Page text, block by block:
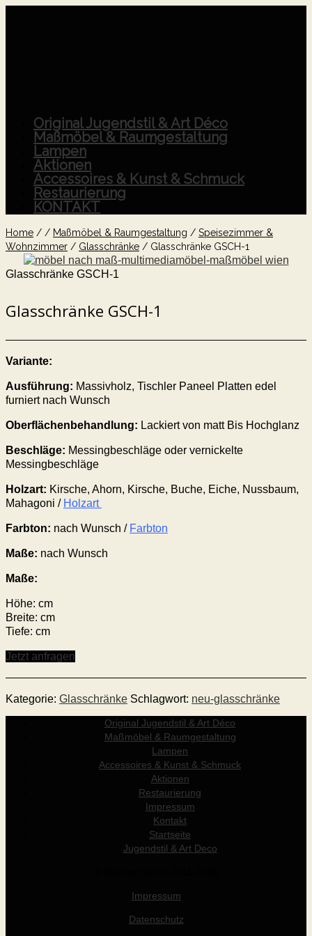
Original Jugendstil & Art Déco
Maßmöbel & Raumgestaltung
Lampen
Aktionen
Accessoires & Kunst & Schmuck
Restaurierung
KONTAKT
Home / / Maßmöbel & Raumgestaltung / Speisezimmer &
Wohnzimmer / Glasschränke / Glasschränke GSCH-1
Glasschränke GSCH-1
Glasschränke GSCH-1
Variante:
Ausführung: Massivholz, Tischler Paneel Platten edel
furniert nach Wunsch
Oberflächenbehandlung: Lackiert von matt Bis Hochglanz
Beschläge: Messingbeschläge oder vernickelte
Messingbeschläge
Holzart: Kirsche, Ahorn, Kirsche, Buche, Eiche, Nussbaum,
Mahagoni / Holzart
Farbton: nach Wunsch / Farbton
Maße: nach Wunsch
Maße:
Höhe: cm
Breite: cm
Tiefe: cm
Jetzt anfragen
Kategorie: Glasschränke Schlagwort: neu-glasschränke
Original Jugendstil & Art Déco
Maßmöbel & Raumgestaltung
Lampen
Accessoires & Kunst & Schmuck
Aktionen
Restaurierung
Impressum
Kontakt
Startseite
Jugendstil & Art Deco
Impressum
Datenschutz